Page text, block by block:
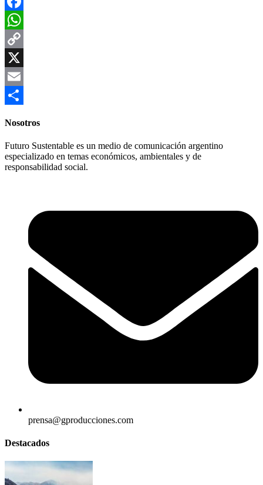
Facebook
WhatsApp
Copy
Link
X
Email
Nosotros
Futuro Sustentable es un medio de comunicación argentino
especializado en temas económicos, ambientales y de
responsabilidad social.
prensa@gproducciones.com
Destacados